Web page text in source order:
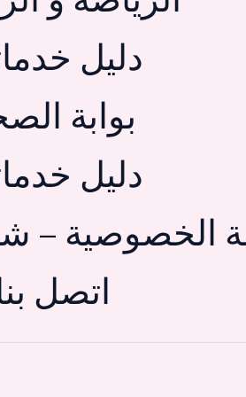
دليل
بوابة
دليل
الخصوصية –
اتصل